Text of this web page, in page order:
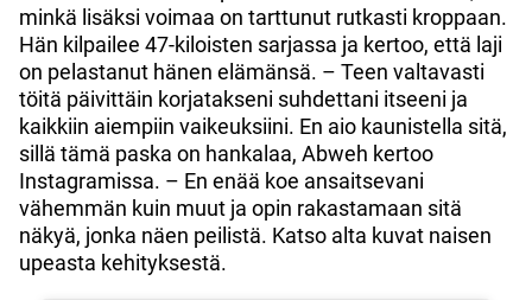
minkä lisäksi voimaa on tarttunut rutkasti kroppaan.
Hän kilpailee 47-kiloisten sarjassa ja kertoo, että laji
on pelastanut hänen elämänsä. – Teen valtavasti
töitä päivittäin korjatakseni suhdettani itseeni ja
kaikkiin aiempiin vaikeuksiini. En aio kaunistella sitä,
sillä tämä paska on hankalaa, Abweh kertoo
Instagramissa. – En enää koe ansaitsevani
vähemmän kuin muut ja opin rakastamaan sitä
näkyä, jonka näen peilistä. Katso alta kuvat naisen
upeasta kehityksestä.